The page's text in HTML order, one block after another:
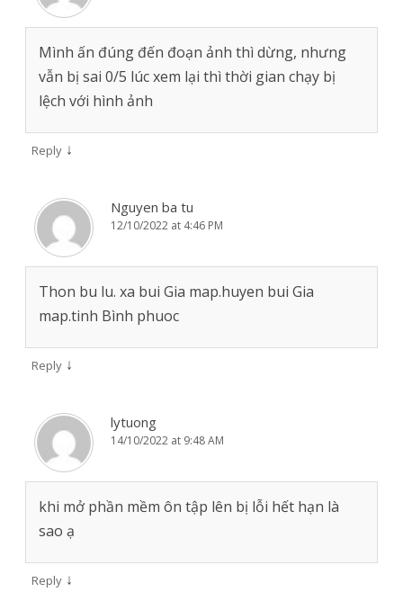
Mình ấn đúng đến đoạn ảnh thì dừng, nhưng
vẫn bị sai 0/5 lúc xem lại thì thời gian chạy bị
lệch với hình ảnh
Reply ↓
Nguyen ba tu
12/10/2022 at 4:46 PM
Thon bu lu. xa bui Gia map.huyen bui Gia
map.tinh Bình phuoc
Reply ↓
lytuong
14/10/2022 at 9:48 AM
khi mở phần mềm ôn tập lên bị lỗi hết hạn là
sao ạ
Reply ↓